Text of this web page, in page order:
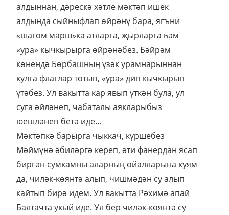
алдыннан, дәрескә хәтле мәктәп ишек
алдында сыйныфлап өйрәнү бара, ягъни
«шагом марш»ка атларга, җырларга һәм
«ура» кычкырырга өйрәнәбез. Бәйрәм
көнендә Бөрбашның үзәк урамнарыннан
кулга флаглар тотып, «ура» дип кычкырып
үтәбез. Ул вакытта кар явып үткән була, ул
суга әйләнеп, чабаталы аякларыбыз
юешләнеп бетә иде...
Мәктәпкә барырга чыккач, күршебез
Мәймүнә әбиләргә кереп, әти фанердан ясап
биргән сумкамны аларның өйалларына куям
да, чиләк-көянтә алып, чишмәдән су алып
кайтып бирә идем. Ул вакытта Рәхимә апай
Балтачта укый иде. Ул бер чиләк-көянтә су